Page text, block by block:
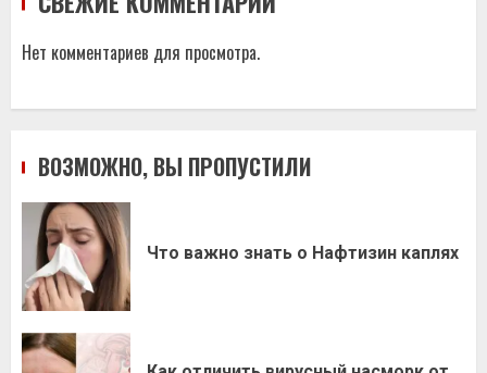
Нет комментариев для просмотра.
ВОЗМОЖНО, ВЫ ПРОПУСТИЛИ
Что важно знать о Нафтизин каплях